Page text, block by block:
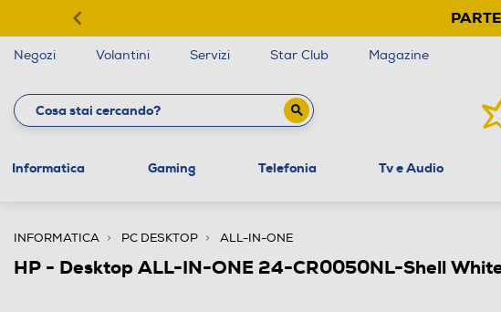
Negozi Volantini Servizi Star Club Magazine
Informatica Gaming Telefonia Tv e Audio
INFORMATICA PC DESKTOP ALL-IN-ONE
HP - Desktop ALL-IN-ONE 24-CR0050NL-Shell